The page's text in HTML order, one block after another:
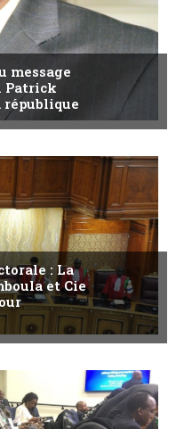
message
Patrick
: La
et Cie